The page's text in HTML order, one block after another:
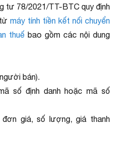
tư 78/2021/TT-BTC quy định
máy tính tiền kết nối chuyển
thuế bao gồm các nội dung
bán).
số định danh hoặc mã số
giá, số lượng, giá thanh